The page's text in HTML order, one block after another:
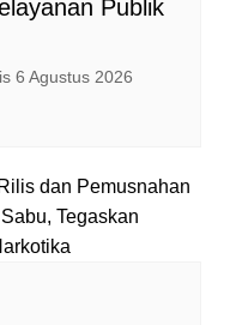
Publik
6 Agustus 2026